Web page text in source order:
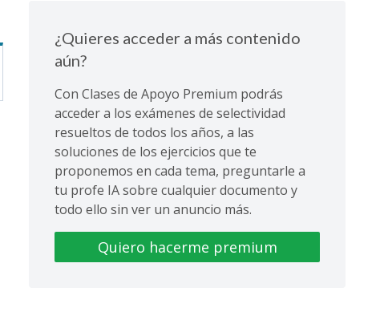
¿Quieres acceder a más contenido
aún?
Con Clases de Apoyo Premium podrás
acceder a los exámenes de selectividad
resueltos de todos los años, a las
soluciones de los ejercicios que te
proponemos en cada tema, preguntarle a
tu profe IA sobre cualquier documento y
todo ello sin ver un anuncio más.
Quiero hacerme premium